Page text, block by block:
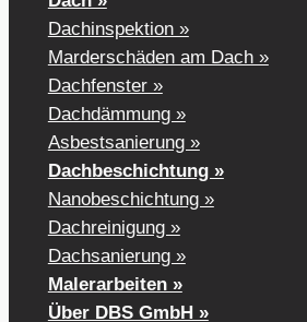
Dachinspektion »
Marderschäden am Dach »
Dachfenster »
Dachdämmung »
Asbestsanierung »
Dachbeschichtung »
Nanobeschichtung »
Dachreinigung »
Dachsanierung »
Malerarbeiten »
Über DBS GmbH »